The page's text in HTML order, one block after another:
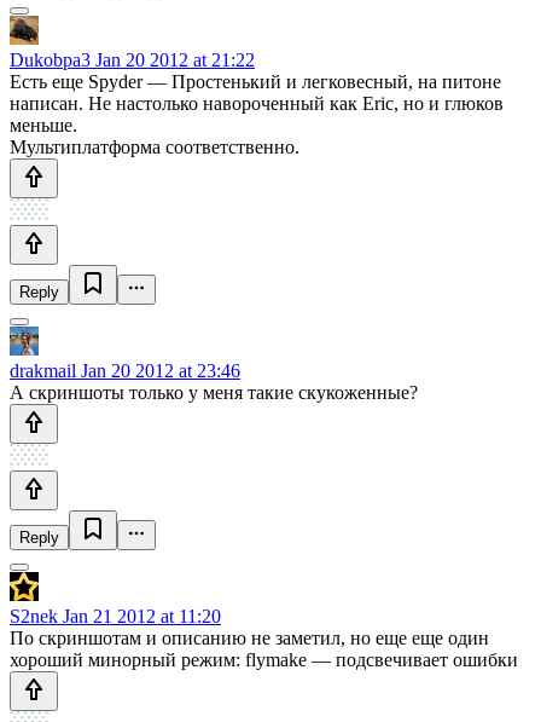
Dukobpa3 Jan 20 2012 at 21:22
Есть еще Spyder — Простенький и легковесный, на питоне
написан. Не настолько навороченный как Eric, но и глюков
меньше.
Мультиплатформа соответственно.
Reply
drakmail Jan 20 2012 at 23:46
А скриншоты только у меня такие скукоженные?
Reply
S2nek Jan 21 2012 at 11:20
По скриншотам и описанию не заметил, но еще еще один
хороший минорный режим: flymake — подсвечивает ошибки